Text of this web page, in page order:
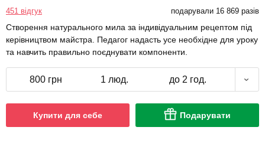
451 відгук подарували 16 869 разів
Створення натурального мила за індивідуальним рецептом під
керівництвом майстра. Педагог надасть усе необхідне для уроку
та навчить правильно поєднувати компоненти.
800 грн 1 люд. до 2 год.
Купити для себе Подарувати